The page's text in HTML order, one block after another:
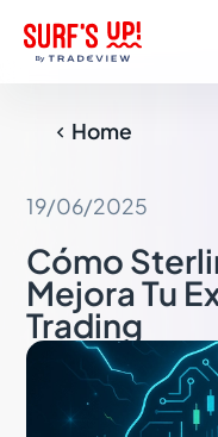
 Home
19/06/2025
Cómo
Mejora Tu
Trading